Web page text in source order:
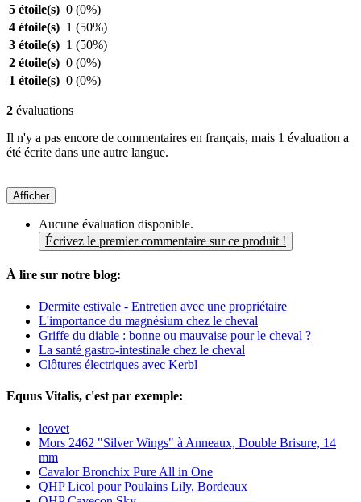
5 étoile(s) 0 (0%)
4 étoile(s) 1 (50%)
3 étoile(s) 1 (50%)
2 étoile(s) 0 (0%)
1 étoile(s) 0 (0%)
2 évaluations
Il n'y a pas encore de commentaires en français, mais 1 évaluation a
été écrite dans une autre langue.
Afficher
Aucune évaluation disponible.
Écrivez le premier commentaire sur ce produit !
À lire sur notre blog:
Dermite estivale - Entretien avec une propriétaire
L'importance du magnésium chez le cheval
Griffe du diable : bonne ou mauvaise pour le cheval ?
La santé gastro-intestinale chez le cheval
Clôtures électriques avec Kerbl
Equus Vitalis, c'est par exemple:
leovet
Mors 2462 "Silver Wings" à Anneaux, Double Brisure, 14
mm
Cavalor Bronchix Pure All in One
QHP Licol pour Poulains Lily, Bordeaux